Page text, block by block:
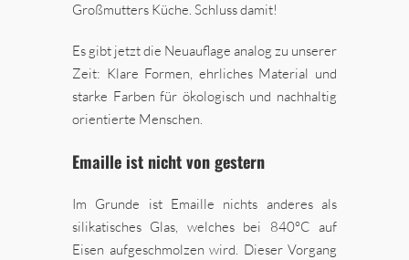
Großmutters Küche. Schluss damit!
Es gibt jetzt die Neuauflage analog zu unserer
Zeit: Klare Formen, ehrliches Material und
starke Farben für ökologisch und nachhaltig
orientierte Menschen.
Emaille ist nicht von gestern
Im Grunde ist Emaille nichts anderes als
silikatisches Glas, welches bei 840°C auf
Eisen aufgeschmolzen wird. Dieser Vorgang